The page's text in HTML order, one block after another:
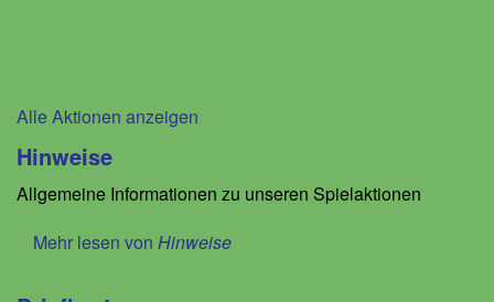
Alle Aktionen anzeigen
Hinweise
Allgemeine Informationen zu unseren Spielaktionen
Mehr lesen von Hinweise